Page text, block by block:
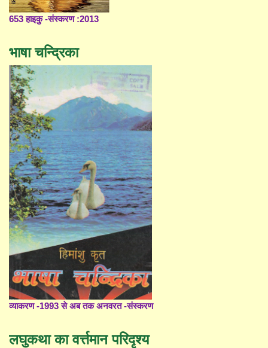
653 हाइकु -संस्करण :2013
भाषा चन्द्रिका
व्याकरण -1993 से अब तक अनवरत -संस्करण
लघुकथा का वर्त्तमान परिदृश्य